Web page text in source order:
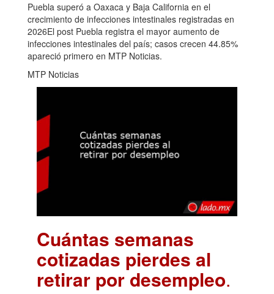
Puebla superó a Oaxaca y Baja California en el
crecimiento de infecciones intestinales registradas en
2026El post Puebla registra el mayor aumento de
infecciones intestinales del país; casos crecen 44.85%
apareció primero en MTP Noticias.
MTP Noticias
Cuántas semanas
cotizadas pierdes al
retirar por desempleo.